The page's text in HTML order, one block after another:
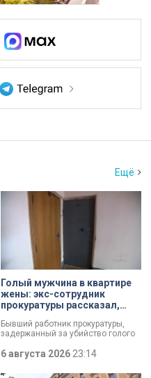
Ещё
Голый мужчина в квартире
жены: экс-сотрудник
прокуратуры рассказал,
Бывший работник прокуратуры,
задержанный за убийство голого
которые толкнули его на страшное
вынес мертвеца из дома на улице
6 августа 2026 23:14